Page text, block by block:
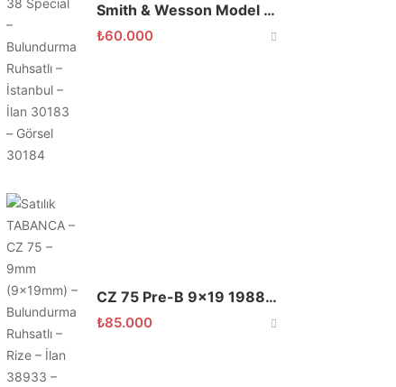
Smith & Wesson Model 10 .38 Special Toplu Tabanca Siyah
₺60.000
CZ 75 Pre-B 9×19 1988 Beyaz Krom Kaplama
₺85.000